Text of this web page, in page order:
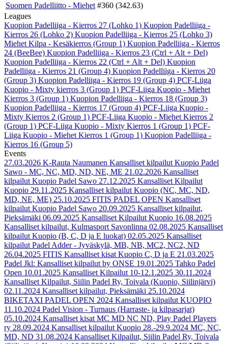
Suomen Padelliitto - Miehet #360 (342.63)
Leagues
Kuopion Padelliiga - Kierros 27 (Lohko 1) Kuopion Padelliiga -
Kierros 26 (Lohko 2) Kuopion Padelliiga - Kierros 25 (Lohko 3)
Miehet Kilpa - Kesäkierros (Group 1) Kuopion Padelliiga - Kierros
24 (BeeBee) Kuopion Padelliiga - Kierros 23 (Ctrl + Alt + Del)
Kuopion Padelliiga - Kierros 22 (Ctrl + Alt + Del) Kuopion
Padelliiga - Kierros 21 (Group 4) Kuopion Padelliiga - Kierros 20
(Group 3) Kuopion Padelliiga - Kierros 19 (Group 4) PCF-Liiga
Kuopio - Mixty kierros 3 (Group 1) PCF-Liiga Kuopio - Miehet
Kierros 3 (Group 1) Kuopion Padelliiga - Kierros 18 (Group 3)
Kuopion Padelliiga - Kierros 17 (Group 4) PCF-Liiga Kuopio -
Mixty Kierros 2 (Group 1) PCF-Liiga Kuopio - Miehet Kierros 2
(Group 1) PCF-Liiga Kuopio - Mixty Kierros 1 (Group 1) PCF-
Liiga Kuopio - Miehet Kierros 1 (Group 1) Kuopion Padelliiga -
Kierros 16 (Group 5)
Events
27.03.2026 K-Rauta Naumanen Kansalliset kilpailut Kuopio Padel
Sawo - MC, NC, MD, ND, NE, ME 21.02.2026 Kansalliset
kilpailut Kuopio Padel Sawo 27.12.2025 Kansalliset Kilpailut
Kuopio 29.11.2025 Kansalliset kilpailut Kuopio (NC, MC, ND,
MD, NE, ME) 25.10.2025 FITIS PADEL OPEN Kansalliset
kilpailut Kuopio Padel Sawo 20.09.2025 Kansalliset kilpailut,
Pieksämäki 06.09.2025 Kansalliset Kilpailut Kuopio 16.08.2025
Kansalliset kilpailut, Kulmasport Savonlinna 02.08.2025 Kansalliset
kilpailut Kuopio (B, C, D ja E luokat) 02.05.2025 Kansalliset
kilpailut Padel Adder - Jyväskylä, MB, NB, MC2, NC2, ND
26.04.2025 FITIS Kansalliset kisat Kuopio C, D ja E 21.03.2025
Padel Jkl: Kansalliset kilpailut by ONSE 19.01.2025 Tahko Padel
Open 10.01.2025 Kansalliset Kilpailut 10-12.1.2025 30.11.2024
Kansalliset Kilpailut, Siilin Padel Ry, Toivala (Kuopio, Siilinjärvi)
02.11.2024 Kansalliset kilpailut, Pieksämäki 25.10.2024
BIKETAXI PADEL OPEN 2024 Kansalliset kilpailut KUOPIO
11.10.2024 Padel Vision - Turnaus (Harraste- ja kilpasarjat)
05.10.2024 Kansalliset kisat MC MD NC ND, Play Padel Players
ry 28.09.2024 Kansalliset kilpailut Kuopio 28.-29.9.2024 MC, NC,
MD, ND 31.08.2024 Kansalliset Kilpailut, Siilin Padel Ry, Toivala